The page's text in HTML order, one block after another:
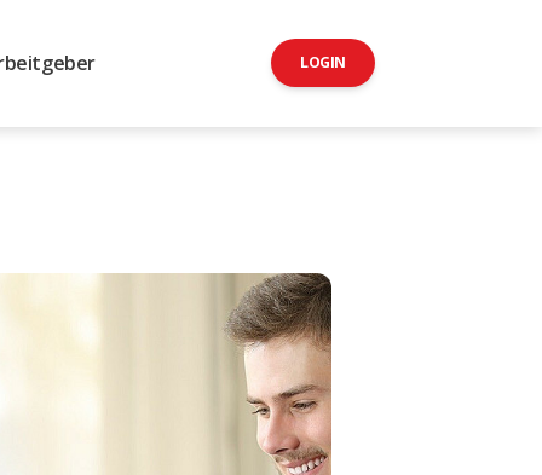
LOGIN